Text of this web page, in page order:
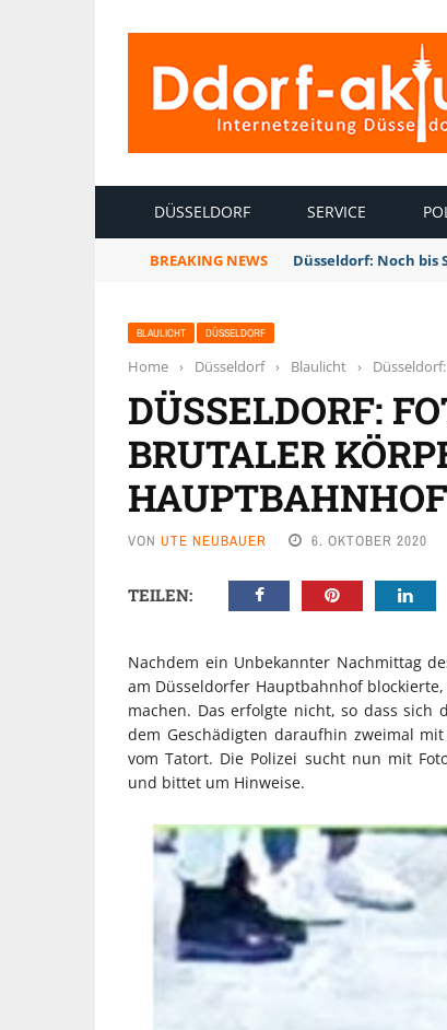
DÜSSELDORF SERVICE
BREAKING NEWS Düsseldorf: Noch bis
BLAULICHT DÜSSELDORF
Home › Düsseldorf › Blaulicht ›
DÜSSELDORF:
BRUTALER
HAUPTBAHNHOF
VON UTE NEUBAUER 6. OKTOBER 2020
TEILEN:
Nachdem ein Unbekannter Nachmittag
am Düsseldorfer Hauptbahnhof
machen. Das erfolgte nicht, so dass sich
dem Geschädigten daraufhin zweimal
vom Tatort. Die Polizei sucht nun mit
und bittet um Hinweise.